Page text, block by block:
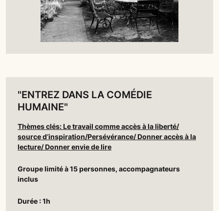
"ENTREZ DANS LA COMÉDIE
HUMAINE"
Thèmes clés: Le travail comme accès à la liberté/
source d’inspiration/Persévérance/ Donner accès à la
lecture/ Donner envie de lire
Groupe limité à 15 personnes, accompagnateurs
inclus
Durée : 1h